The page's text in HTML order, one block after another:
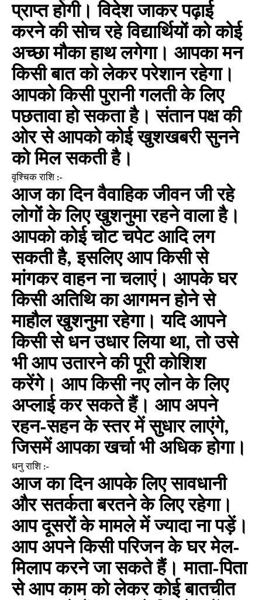
प्राप्त होगी। विदेश जाकर पढ़ाई
करने की सोच रहे विद्यार्थियों को कोई
अच्छा मौका हाथ लगेगा। आपका मन
किसी बात को लेकर परेशान रहेगा।
आपको किसी पुरानी गलती के लिए
पछतावा हो सकता है। संतान पक्ष की
ओर से आपको कोई खुशखबरी सुनने
को मिल सकती है।
वृश्चिक राशि :-
आज का दिन वैवाहिक जीवन जी रहे
लोगों के लिए खुशनुमा रहने वाला है।
आपको कोई चोट चपेट आदि लग
सकती है, इसलिए आप किसी से
मांगकर वाहन ना चलाएं। आपके घर
किसी अतिथि का आगमन होने से
माहौल खुशनुमा रहेगा। यदि आपने
किसी से धन उधार लिया था, तो उसे
भी आप उतारने की पूरी कोशिश
करेंगे। आप किसी नए लोन के लिए
अप्लाई कर सकते हैं। आप अपने
रहन-सहन के स्तर में सुधार लाएंगे,
जिसमें आपका खर्चा भी अधिक होगा।
धनु राशि :-
आज का दिन आपके लिए सावधानी
और सतर्कता बरतने के लिए रहेगा।
आप दूसरों के मामले में ज्यादा ना पड़ें।
आप अपने किसी परिजन के घर मेल-
मिलाप करने जा सकते हैं। माता-पिता
से आप काम को लेकर कोई बातचीत